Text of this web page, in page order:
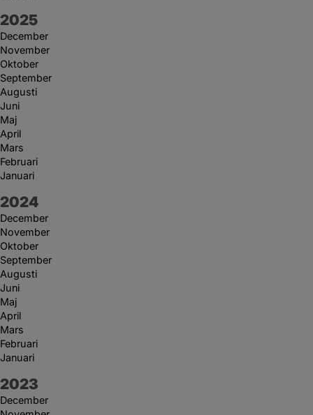
År:
2025
December
November
Oktober
September
Augusti
Juni
Maj
April
Mars
Februari
Januari
År:
2024
December
November
Oktober
September
Augusti
Juni
Maj
April
Mars
Februari
Januari
År:
2023
December